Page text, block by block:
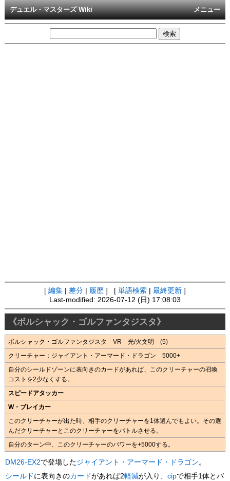
メニュー
デュエル・マスターズ Wiki
[ 編集 差分 履歴 ] [ 単語検索 最終更新 ]
Last-modified: 2026-07-12 (日) 17:08:03
《ボルシャック・ゴルファンタジスタ》
ボルシャック・ゴルファンタジスタ VR 光/火文明 (5)
クリーチャー：ジャイアント・アーマード・ドラゴン 5000+
自分のシールドゾーンに表向きのカードがあれば、このクリーチャーの召喚
コストを2少なくする。
スピードアタッカー
W・ブレイカー
このクリーチャーが出た時、相手のクリーチャーを1体選んでもよい。その選
んだクリーチャーとこのクリーチャーをバトルさせる。
自分のターン中、このクリーチャーのパワーを+5000する。
DM26-EX2で登場したジャイアント・アーマード・ドラゴン 。
シールド に表向きのカードがあれば2軽減が入り、cipで相手1体とバ